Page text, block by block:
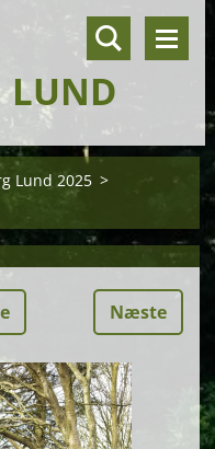
LUND
Lund 2025 >
Næste